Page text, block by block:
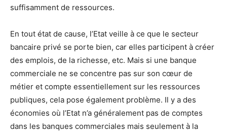
suffisamment de ressources.
En tout état de cause, l’Etat veille à ce que le secteur
bancaire privé se porte bien, car elles participent à créer
des emplois, de la richesse, etc. Mais si une banque
commerciale ne se concentre pas sur son cœur de
métier et compte essentiellement sur les ressources
publiques, cela pose également problème. Il y a des
économies où l’Etat n’a généralement pas de comptes
dans les banques commerciales mais seulement à la